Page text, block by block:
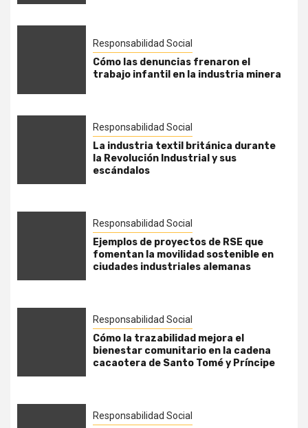
Responsabilidad Social
Cómo las denuncias frenaron el
trabajo infantil en la industria minera
Responsabilidad Social
La industria textil británica durante
la Revolución Industrial y sus
escándalos
Responsabilidad Social
Ejemplos de proyectos de RSE que
fomentan la movilidad sostenible en
ciudades industriales alemanas
Responsabilidad Social
Cómo la trazabilidad mejora el
bienestar comunitario en la cadena
cacaotera de Santo Tomé y Príncipe
Responsabilidad Social